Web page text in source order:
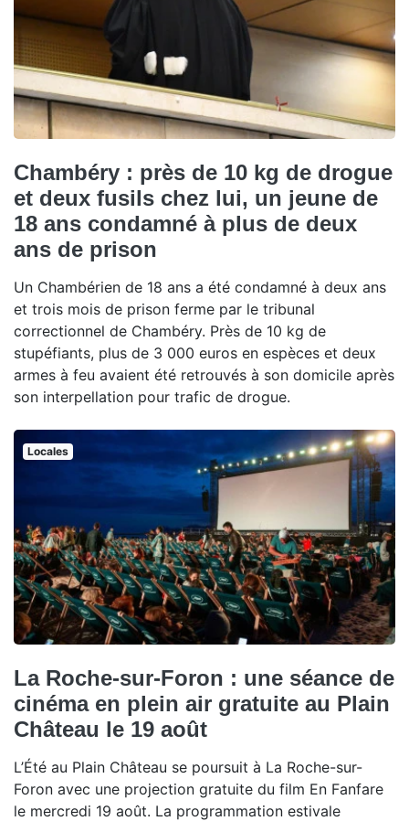
Chambéry : près de 10 kg de drogue
et deux fusils chez lui, un jeune de
18 ans condamné à plus de deux
ans de prison
Un Chambérien de 18 ans a été condamné à deux ans
et trois mois de prison ferme par le tribunal
correctionnel de Chambéry. Près de 10 kg de
stupéfiants, plus de 3 000 euros en espèces et deux
armes à feu avaient été retrouvés à son domicile après
son interpellation pour trafic de drogue.
Locales
La Roche-sur-Foron : une séance de
cinéma en plein air gratuite au Plain
Château le 19 août
L’Été au Plain Château se poursuit à La Roche-sur-
Foron avec une projection gratuite du film En Fanfare
le mercredi 19 août. La programmation estivale